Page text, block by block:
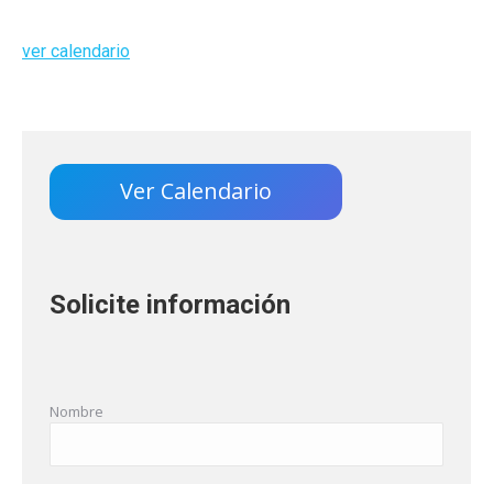
ver calendario
Ver Calendario
Solicite información
Nombre